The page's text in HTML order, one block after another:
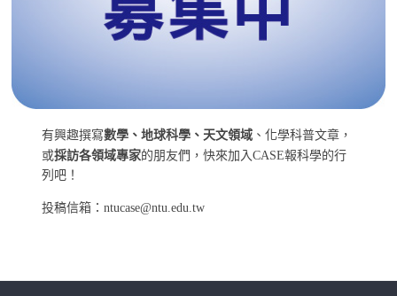
有興趣撰寫數學、地球科學、天文領域 、化學科普文章，
或採訪各領域專家的朋友們，快來加入CASE報科學的行
列吧！
投稿信箱：ntucase@ntu.edu.tw